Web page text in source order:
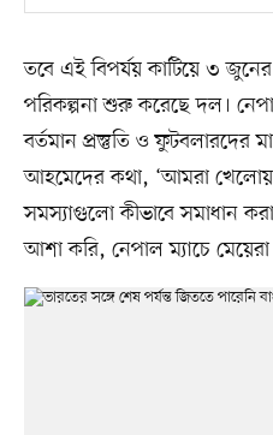
তবে এই বিপর্যয় কাটিয়ে ৩
পরিকল্পনা শুরু করেছে দল।
বর্তমান প্রস্তুতি ও ফুটবলারদের
আহমেদের কথা, ‘আমরা
সমস্যাগুলো কীভাবে সমাধান
আশা করি, নেপাল ম্যাচে মেয়েরা